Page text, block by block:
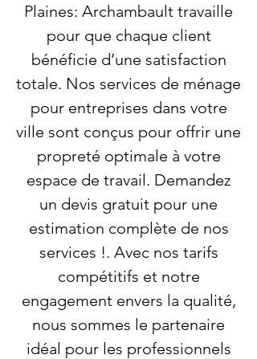
Plaines: Archambault travaille
pour que chaque client
bénéficie d’une satisfaction
totale. Nos services de ménage
pour entreprises dans votre
ville sont conçus pour offrir une
propreté optimale à votre
espace de travail. Demandez
un devis gratuit pour une
estimation complète de nos
services !. Avec nos tarifs
compétitifs et notre
engagement envers la qualité,
nous sommes le partenaire
idéal pour les professionnels